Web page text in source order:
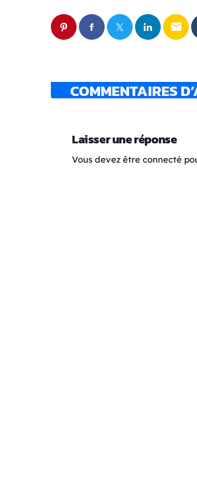
email
COMMENTAIRES
Laisser une réponse
Vous devez être connecté